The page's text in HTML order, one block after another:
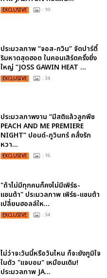
EXCLUSIVE : 10
ประมวลภาพ “จอส-กวิน” จัดปาร์ตี้
ริมหาดสุดฮอต ในคอนเสิร์ตครั้งยิ่ง
ใหญ่ “JOSS GAWIN HEAT ...
EXCLUSIVE : 34
ประมวลภาพงาน “มีสติแล้วลูกพีช
PEACH AND ME PREMIERE
NIGHT” ปอนด์-ภูวินทร์ คลั่งรัก
หวา...
EXCLUSIVE : 16
"ถ้าไม่มีทุกคนก็คงไม่มีเพิร์ธ-
แซนต้า" ประมวลภาพ เพิร์ธ-แซนต้า
เปลี่ยนฮอลล์ให...
EXCLUSIVE : 34
ไม่ว่าจะวันนี้หรือวันไหน ก็จะยังภูมิใจ
ในตัว "แจบอม" เหมือนเดิม!
ประมวลภาพ JA...